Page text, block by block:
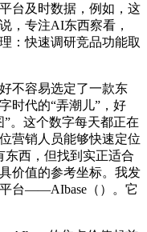
台及时数据，例如，这
，专注AI东西察看，
：快速调研竞品功能取
容易选定了一款东
时代的“弄潮儿”，好
。这个数字每天都正在
营销人员能够快速定位
东西，但找到实正适合
价值的参考坐标。我发
台——AIbase（）。它